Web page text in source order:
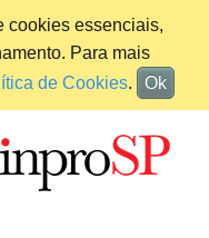
cookies essenciais,
Para mais
de Cookies. Ok